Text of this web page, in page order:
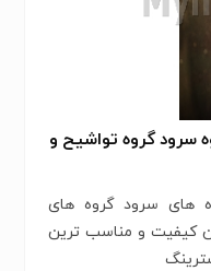
سرود گروه تواشیح و
های سرود گروه های
کیفیت و مناسب ترین